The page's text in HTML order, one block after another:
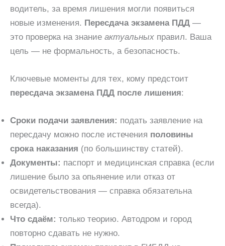
водитель, за время лишения могли появиться
новые изменения. Пересдача экзамена ПДД —
это проверка на знание актуальных правил. Ваша
цель — не формальность, а безопасность.
Ключевые моменты для тех, кому предстоит
пересдача экзамена ПДД после лишения:
Сроки подачи заявления: подать заявление на
пересдачу можно после истечения половины
срока наказания (по большинству статей).
Документы: паспорт и медицинская справка (если
лишение было за опьянение или отказ от
освидетельствования — справка обязательна
всегда).
Что сдаём: только теорию. Автодром и город
повторно сдавать не нужно.